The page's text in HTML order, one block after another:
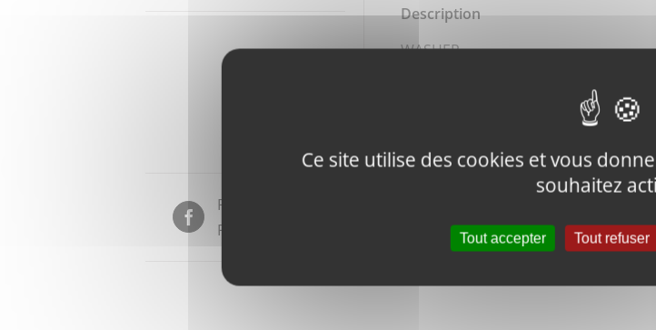
Description
WASHER
Partager sur
Facebook
produit
Ce site utilise des cookies et vous
souhaitez
Tout accepter Tout refuser